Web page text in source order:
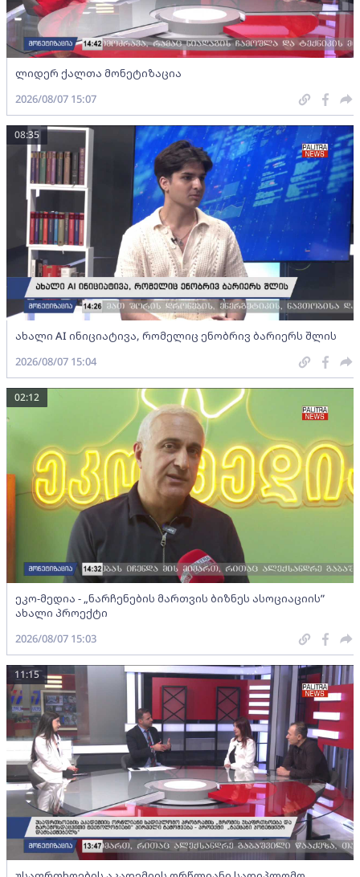
ლიდერ ქალთა მონეტიზაცია
2026/08/07 15:07
ახალი AI ინიციატივა, რომელიც ენობრივ ბარიერს შლის
08:35
2026/08/07 15:04
ეკო-მედია - „ნარჩენების მართვის ბიზნეს ასოციაციის”
ახალი პროექტი
02:12
2026/08/07 15:03
11:15